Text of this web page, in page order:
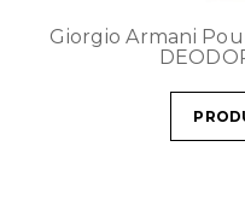
Giorgio Armani